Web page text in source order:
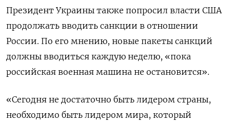
Президент Украины также попросил власти США
продолжать вводить санкции в отношении
России. По его мнению, новые пакеты санкций
должны вводиться каждую неделю, «пока
российская военная машина не остановится».
«Сегодня не достаточно быть лидером страны,
необходимо быть лидером мира, который